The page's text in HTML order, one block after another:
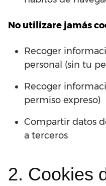
No utilizare jamás
Recoger
personal (sin tu
Recoger
permiso expreso)
Compartir datos
a terceros
2. Cookies